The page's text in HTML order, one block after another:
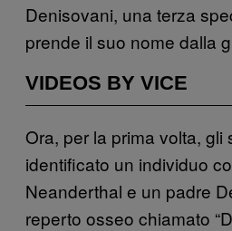
Denisovani, una terza
prende il suo nome dalla
VIDEOS BY VICE
Ora, per la prima volta, gli
identificato un individuo
Neanderthal e un padre
reperto osseo chiamato